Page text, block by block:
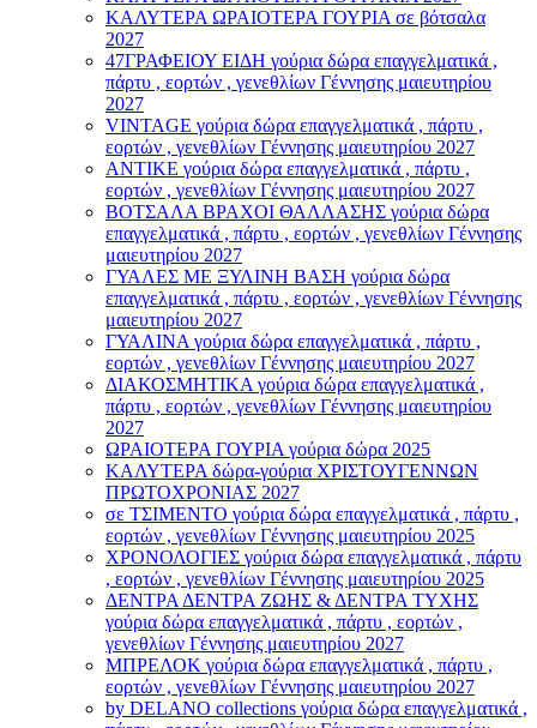
ΚΑΛΥΤΕΡΑ ΩΡΑΙΟΤΕΡΑ ΓΟΥΡΙΑ σε βότσαλα
2027
47ΓΡΑΦΕΙΟΥ ΕΙΔΗ γούρια δώρα επαγγελματικά ,
πάρτυ , εορτών , γενεθλίων Γέννησης μαιευτηρίου
2027
VINTAGE γούρια δώρα επαγγελματικά , πάρτυ ,
εορτών , γενεθλίων Γέννησης μαιευτηρίου 2027
ΑΝΤΙΚΕ γούρια δώρα επαγγελματικά , πάρτυ ,
εορτών , γενεθλίων Γέννησης μαιευτηρίου 2027
ΒΟΤΣΑΛΑ ΒΡΑΧΟΙ ΘΑΛΛΑΣΗΣ γούρια δώρα
επαγγελματικά , πάρτυ , εορτών , γενεθλίων Γέννησης
μαιευτηρίου 2027
ΓΥΑΛΕΣ ΜΕ ΞΥΛΙΝΗ ΒΑΣΗ γούρια δώρα
επαγγελματικά , πάρτυ , εορτών , γενεθλίων Γέννησης
μαιευτηρίου 2027
ΓΥΑΛΙΝΑ γούρια δώρα επαγγελματικά , πάρτυ ,
εορτών , γενεθλίων Γέννησης μαιευτηρίου 2027
ΔΙΑΚΟΣΜΗΤΙΚΑ γούρια δώρα επαγγελματικά ,
πάρτυ , εορτών , γενεθλίων Γέννησης μαιευτηρίου
2027
ΩΡΑΙΟΤΕΡΑ ΓΟΥΡΙΑ γούρια δώρα 2025
ΚΑΛΥΤΕΡΑ δώρα-γούρια ΧΡΙΣΤΟΥΓΕΝΝΩΝ
ΠΡΩΤΟΧΡΟΝΙΑΣ 2027
σε ΤΣΙΜΕΝΤΟ γούρια δώρα επαγγελματικά , πάρτυ ,
εορτών , γενεθλίων Γέννησης μαιευτηρίου 2025
ΧΡΟΝΟΛΟΓΙΕΣ γούρια δώρα επαγγελματικά , πάρτυ
, εορτών , γενεθλίων Γέννησης μαιευτηρίου 2025
ΔΕΝΤΡΑ ΔΕΝΤΡΑ ΖΩΗΣ & ΔΕΝΤΡΑ ΤΥΧΗΣ
γούρια δώρα επαγγελματικά , πάρτυ , εορτών ,
γενεθλίων Γέννησης μαιευτηρίου 2027
ΜΠΡΕΛΟΚ γούρια δώρα επαγγελματικά , πάρτυ ,
εορτών , γενεθλίων Γέννησης μαιευτηρίου 2027
by DELANO collections γούρια δώρα επαγγελματικά ,